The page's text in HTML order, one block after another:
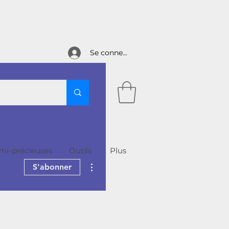
Se connecter
précieuses Outils More
S'abonner